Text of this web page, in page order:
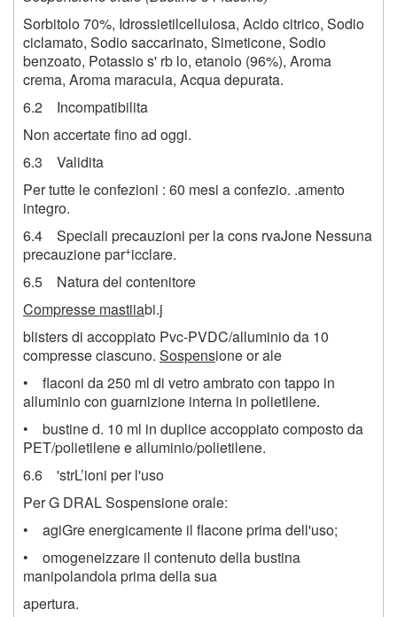
Sorbitolo 70%, Idrossietilcellulosa, Acido citrico, Sodio
ciclamato, Sodio saccarinato, Simeticone, Sodio
benzoato, Potassio s' rb lo, etanolo (96%), Aroma
crema, Aroma maracuia, Acqua depurata.
6.2 Incompatibilita
Non accertate fino ad oggi.
6.3 Validita
Per tutte le confezioni : 60 mesi a confezio. .amento
integro.
6.4 Speciali precauzioni per la cons rvaJone Nessuna
precauzione par+icclare.
6.5 Natura del contenitore
Compresse mastiiabi.j
blisters di accoppiato Pvc-PVDC/alluminio da 10
compresse ciascuno. Sospensione or ale
• flaconi da 250 ml di vetro ambrato con tappo in
alluminio con guarnizione interna in polietilene.
• bustine d. 10 ml in duplice accoppiato composto da
PET/polietilene e alluminio/polietilene.
6.6 'strL’ioni per l'uso
Per G DRAL Sospensione orale:
• agiGre energicamente il flacone prima dell'uso;
• omogeneizzare il contenuto della bustina
manipolandola prima della sua
apertura.